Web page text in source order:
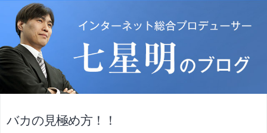
バカの見極め方！！